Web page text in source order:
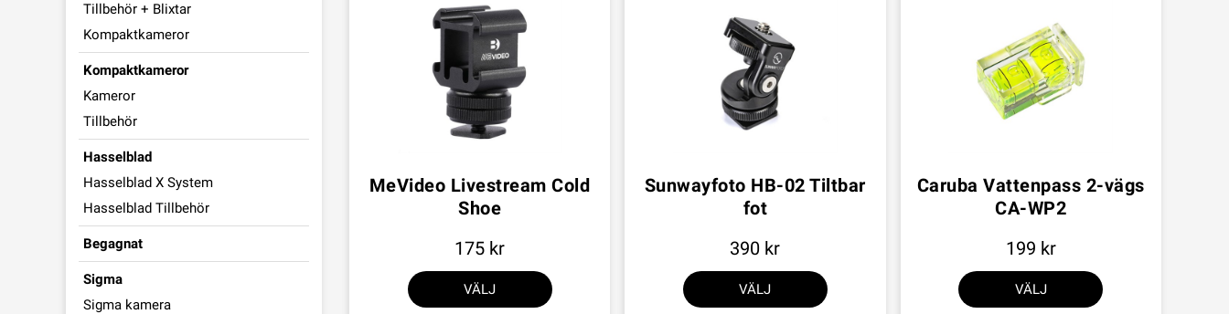
Tillbehör + Blixtar
Kompaktkameror
Kompaktkameror
Kameror
Tillbehör
Hasselblad
Hasselblad X System
Hasselblad Tillbehör
Begagnat
Sigma
Sigma kamera
MeVideo Livestream Cold
Shoe
175
VÄLJ
Sunwayfoto HB-02 Tiltbar
fot
390
VÄLJ
Caruba Vattenpass 2-vägs
CA-WP2
199
VÄLJ